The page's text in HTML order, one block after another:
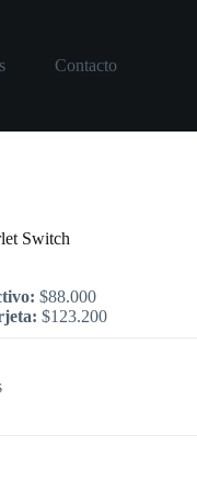
Contacto
Switch
$88.000
$123.200